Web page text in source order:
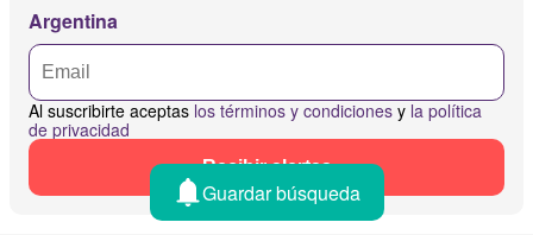
Argentina
Al suscribirte aceptas los términos y condiciones y la política
de privacidad
Recibir alertas
Guardar búsqueda